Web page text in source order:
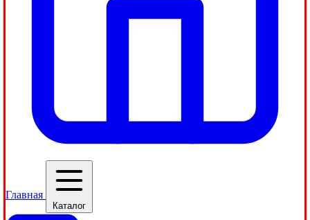
Главная
Каталог